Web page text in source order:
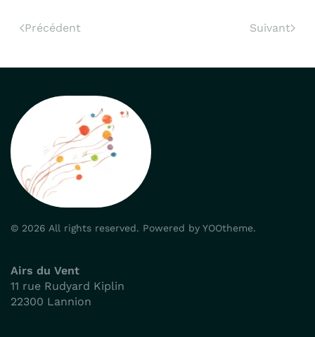
Précédent Suivant
© 2026 All rights reserved. Powered by YOOtheme.
Airs du Vent
11 rue Rudyard Kiplin
22300 Lannion